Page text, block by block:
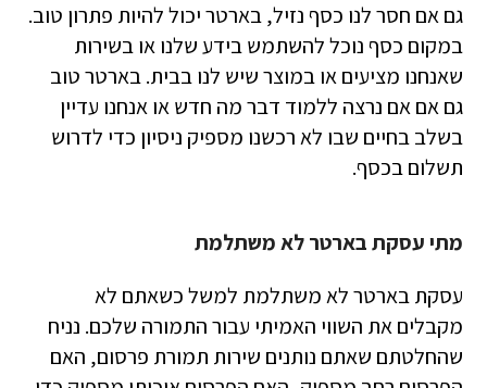
גם אם חסר לנו כסף נזיל, בארטר יכול להיות פתרון טוב.
במקום כסף נוכל להשתמש בידע שלנו או בשירות
שאנחנו מציעים או במוצר שיש לנו בבית. בארטר טוב
גם אם אם נרצה ללמוד דבר מה חדש או אנחנו עדיין
בשלב בחיים שבו לא רכשנו מספיק ניסיון כדי לדרוש
תשלום בכסף.
מתי עסקת בארטר לא משתלמת
עסקת בארטר לא משתלמת למשל כשאתם לא
מקבלים את השווי האמיתי עבור התמורה שלכם. נניח
שהחלטתם שאתם נותנים שירות תמורת פרסום, האם